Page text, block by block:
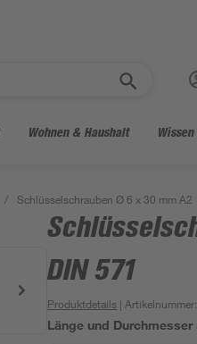
Wohnen & Haushalt
/ Schlüsselschrauben Ø 6 x 30 mm A2
DIN 571
Produktdetails | Artikelnummer:
Länge und Durchmesser